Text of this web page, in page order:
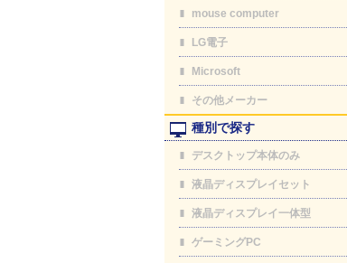
mouse computer
LG電子
Microsoft
その他メーカー
種別で探す
デスクトップ本体のみ
液晶ディスプレイセット
液晶ディスプレイ一体型
ゲーミングPC